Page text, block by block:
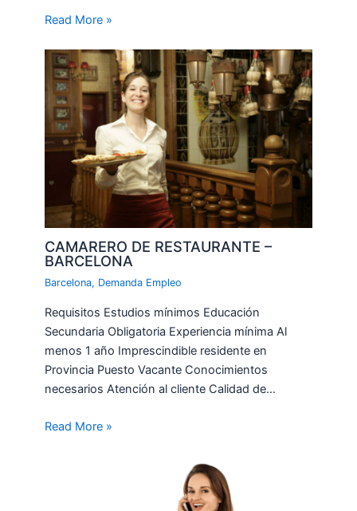
Read More »
CAMARERO DE RESTAURANTE –
BARCELONA
Barcelona, Demanda Empleo
Requisitos Estudios mínimos Educación
Secundaria Obligatoria Experiencia mínima Al
menos 1 año Imprescindible residente en
Provincia Puesto Vacante Conocimientos
necesarios Atención al cliente Calidad de…
Read More »